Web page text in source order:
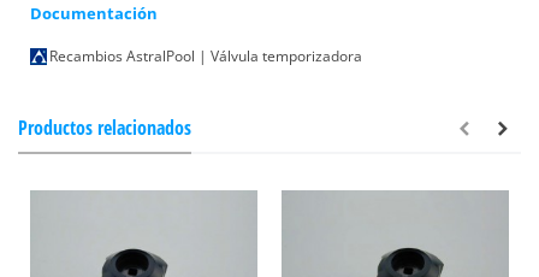
Documentación
Recambios AstralPool | Válvula temporizadora
Productos relacionados